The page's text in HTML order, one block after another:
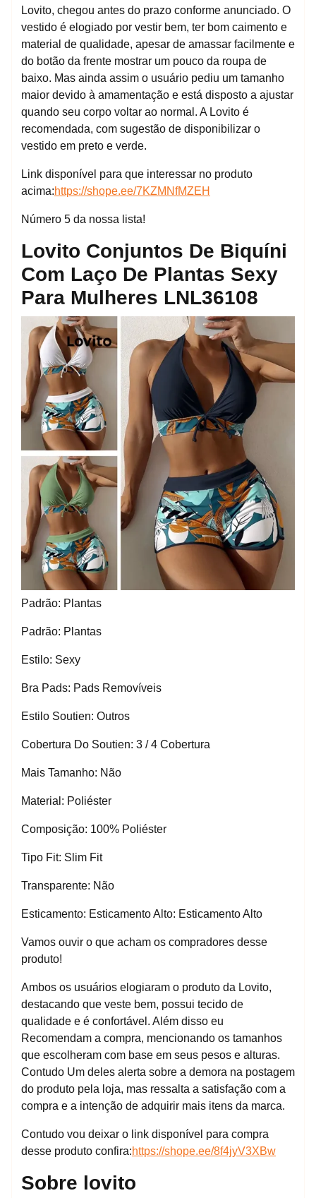
Lovito, chegou antes do prazo conforme anunciado. O
vestido é elogiado por vestir bem, ter bom caimento e
material de qualidade, apesar de amassar facilmente e
do botão da frente mostrar um pouco da roupa de
baixo. Mas ainda assim o usuário pediu um tamanho
maior devido à amamentação e está disposto a ajustar
quando seu corpo voltar ao normal. A Lovito é
recomendada, com sugestão de disponibilizar o
vestido em preto e verde.
Link disponível para que interessar no produto
acima:https://shope.ee/7KZMNfMZEH
Número 5 da nossa lista!
Lovito Conjuntos De Biquíni
Com Laço De Plantas Sexy
Para Mulheres LNL36108
Padrão: Plantas
Padrão: Plantas
Estilo: Sexy
Bra Pads: Pads Removíveis
Estilo Soutien: Outros
Cobertura Do Soutien: 3 / 4 Cobertura
Mais Tamanho: Não
Material: Poliéster
Composição: 100% Poliéster
Tipo Fit: Slim Fit
Transparente: Não
Esticamento: Esticamento Alto: Esticamento Alto
Vamos ouvir o que acham os compradores desse
produto!
Ambos os usuários elogiaram o produto da Lovito,
destacando que veste bem, possui tecido de
qualidade e é confortável. Além disso eu
Recomendam a compra, mencionando os tamanhos
que escolheram com base em seus pesos e alturas.
Contudo Um deles alerta sobre a demora na postagem
do produto pela loja, mas ressalta a satisfação com a
compra e a intenção de adquirir mais itens da marca.
Contudo vou deixar o link disponível para compra
desse produto confira:https://shope.ee/8f4jyV3XBw
Sobre lovito